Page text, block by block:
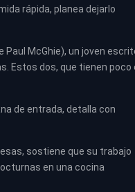
rápida, planea dejarlo
McGhie), un joven
Estos dos, que tienen poco
de entrada, detalla con
sostiene que su trabajo
en una cocina